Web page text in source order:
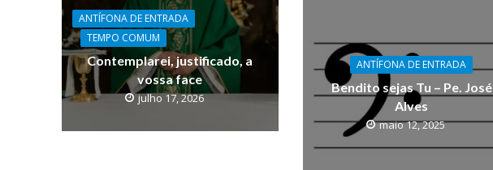
ANTÍFONA DE ENTRADA
TEMPO COMUM
Contemplarei, justificado, a
vossa face
julho 17, 2026
ANTÍFONA DE ENTRADA
Bendito sejas Tu – Pe. José
Alves
maio 12, 2025